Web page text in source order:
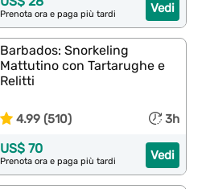
Vedi
Prenota ora e paga più tardi
Barbados: Snorkeling
Mattutino con Tartarughe e
Relitti
4.99 (510) 3h
Vedi
US$ 70
Prenota ora e paga più tardi